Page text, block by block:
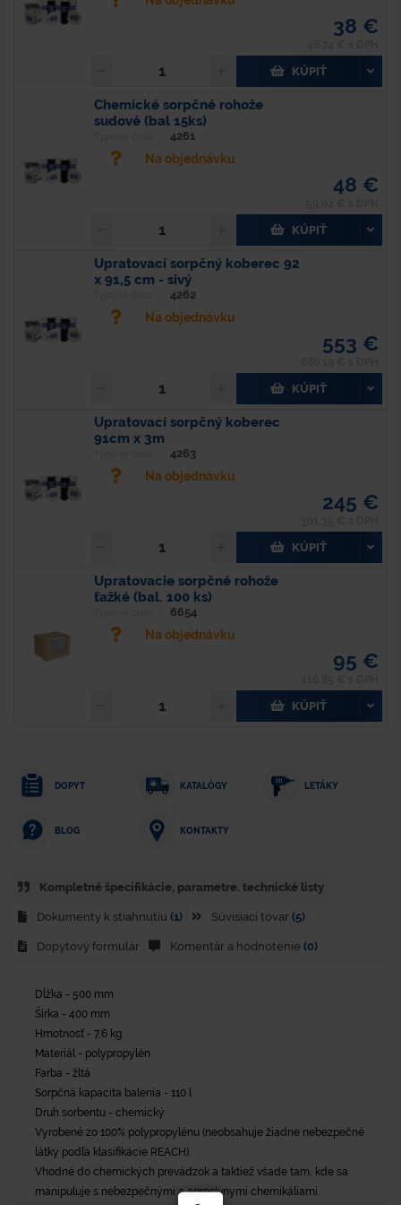
38 €
KÚPIŤ
Chemické sorpčné rohože
sudové (bal 15ks)
4261
Na objednávku
48 €
KÚPIŤ
Upratovací sorpčný koberec 92
x 91,5 cm - sivý
4262
Na objednávku
553 €
KÚPIŤ
Upratovací sorpčný koberec
91cm x 3m
4263
Na objednávku
245 €
KÚPIŤ
Upratovacie sorpčné rohože
ťažké (bal. 100 ks)
6654
Na objednávku
95 €
KÚPIŤ
DOPYT KATALÓGY LETÁKY
BLOG KONTAKTY
Kompletné špecifikácie, parametre. technické listy
Dokumenty k stiahnutiu (1) Súvisiaci tovar (5)
Dopytový formulár Komentár a hodnotenie (0)
Dĺžka - 500 mm
Šírka - 400 mm
Hmotnosť - 7,6 kg
Materiál - polypropylén
Farba - žltá
Sorpčná kapacita balenia - 110 l
Druh sorbentu - chemický
Vyrobené zo 100% polypropylénu (neobsahuje žiadne nebezpečné
látky podľa klasifikácie REACH).
Vhodné do chemických prevádzok a taktiež všade tam, kde sa
manipuluje s nebezpečnými a agresívnymi chemikáliami.